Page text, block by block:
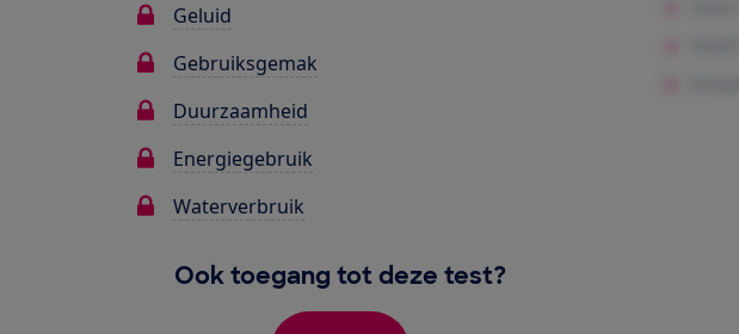
Geluid
Gebruiksgemak
Duurzaamheid
Energiegebruik
Waterverbruik
Ook toegang tot deze test?